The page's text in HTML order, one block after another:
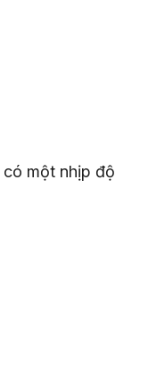
một nhịp độ